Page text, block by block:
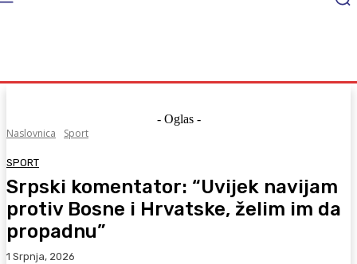
- Oglas -
Naslovnica
Sport
SPORT
Srpski komentator: “Uvijek navijam
protiv Bosne i Hrvatske, želim im da
propadnu”
1 Srpnja, 2026